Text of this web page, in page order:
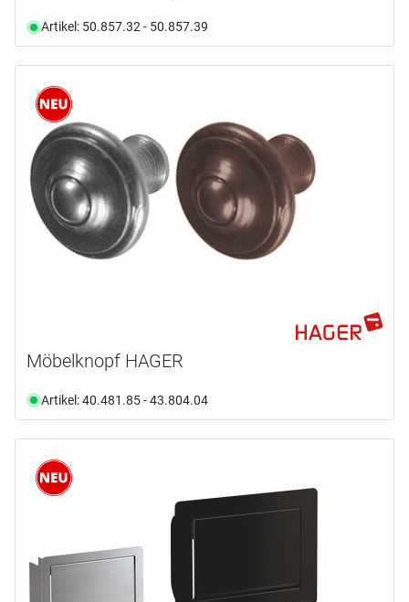
Artikel: 50.857.32 - 50.857.39
Möbelknopf HAGER
Artikel: 40.481.85 - 43.804.04